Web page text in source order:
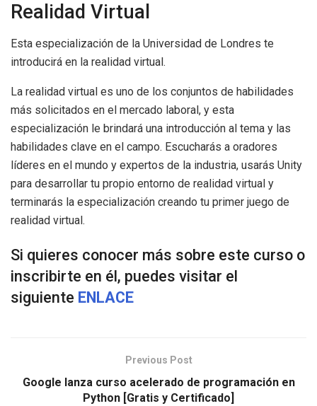
Realidad Virtual
Esta especialización de la Universidad de Londres te
introducirá en la realidad virtual.
La realidad virtual es uno de los conjuntos de habilidades
más solicitados en el mercado laboral, y esta
especialización le brindará una introducción al tema y las
habilidades clave en el campo. Escucharás a oradores
líderes en el mundo y expertos de la industria, usarás Unity
para desarrollar tu propio entorno de realidad virtual y
terminarás la especialización creando tu primer juego de
realidad virtual.
Si quieres conocer más sobre este curso o
inscribirte en él, puedes visitar el
siguiente ENLACE
Previous Post
Google lanza curso acelerado de programación en
Python [Gratis y Certificado]